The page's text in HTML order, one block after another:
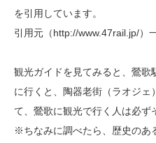
を引用しています。
引用元（http://www.47rail.jp/）
観光ガイドを見てみると、鶯
に行くと、
陶器老街（ラオジェ
て、鶯歌に観光で行く人は必ず
※ちなみに調べたら、歴史のあ